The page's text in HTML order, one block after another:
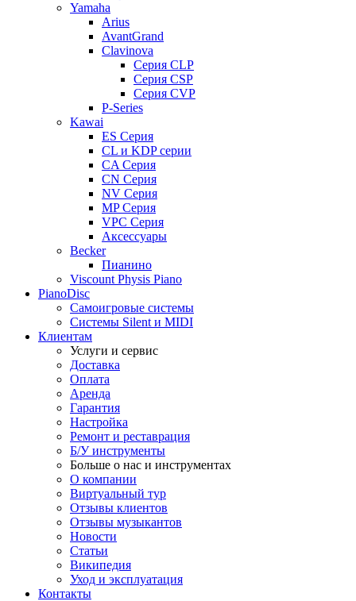
Yamaha
Arius
AvantGrand
Clavinova
Серия CLP
Серия CSP
Серия CVP
P-Series
Kawai
ES Серия
CL и KDP серии
CA Серия
CN Серия
NV Серия
MP Серия
VPC Серия
Аксессуары
Becker
Пианино
Viscount Physis Piano
PianoDisc
Самоигровые системы
Системы Silent и MIDI
Клиентам
Услуги и сервис
Доставка
Оплата
Аренда
Гарантия
Настройка
Ремонт и реставрация
Б/У инструменты
Больше о нас и инструментах
О компании
Виртуальный тур
Отзывы клиентов
Отзывы музыкантов
Новости
Статьи
Википедия
Уход и эксплуатация
Контакты